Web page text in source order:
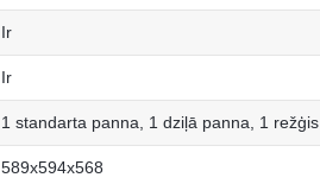
Ir
Ir
1 standarta panna, 1 dziļā panna, 1 režģis
589x594x568